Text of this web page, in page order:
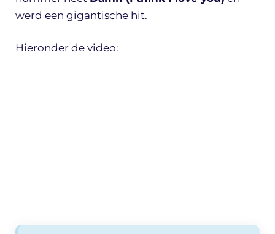
werd een gigantische hit.
Hieronder de video: